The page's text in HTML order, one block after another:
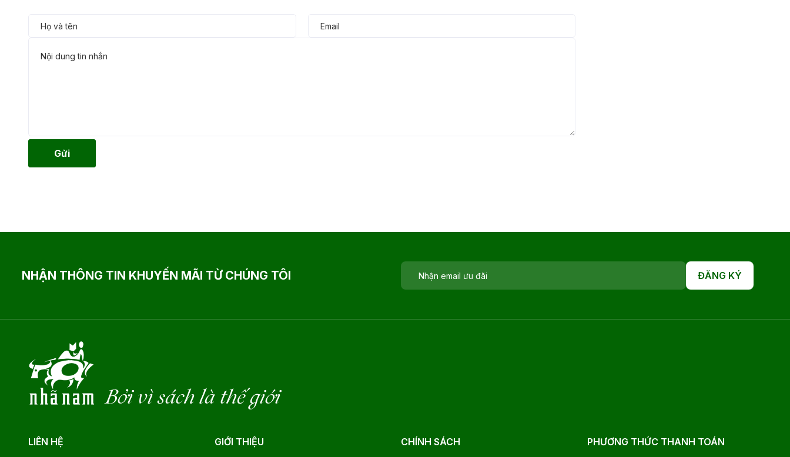
Gửi
NHẬN THÔNG TIN KHUYẾN MÃI TỪ CHÚNG TÔI ĐĂNG KÝ
Bởi vì sách là thế giới
LIÊN HỆ GIỚI THIỆU CHÍNH SÁCH PHƯƠNG THỨC THANH TOÁN